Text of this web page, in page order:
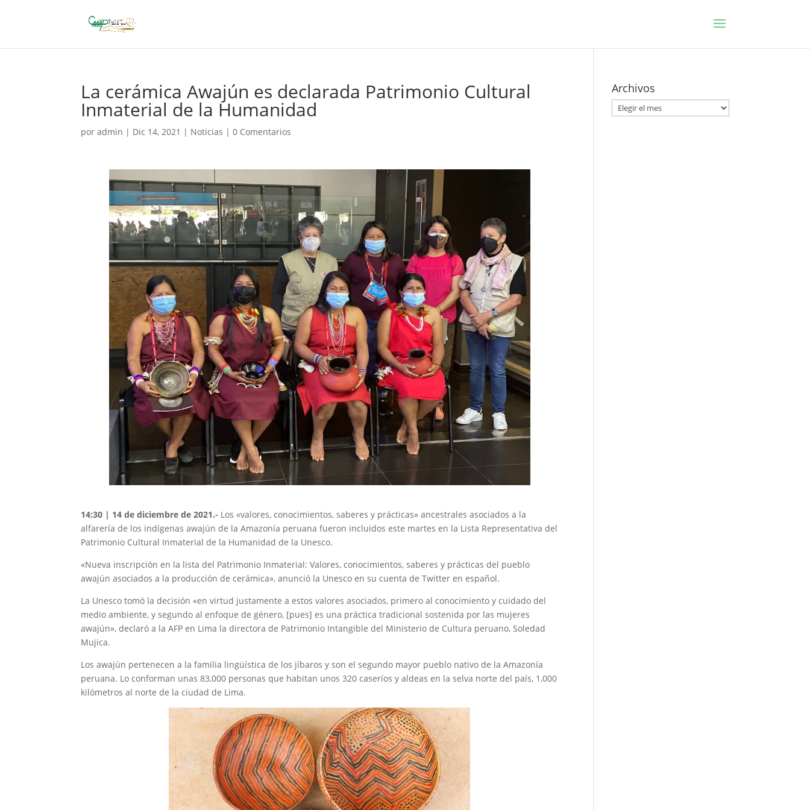
La cerámica Awajún es declarada Patrimonio Cultural
Inmaterial de la Humanidad
poradmin | Dic 14, 2021 | Noticias |0 Comentarios
14:30 | 14 de diciembre de 2021.- Los «valores, conocimientos, saberes y prácticas» ancestrales asociados a la
alfarería de los indígenas awajún de la Amazonía peruana fueron incluidos este martes en la Lista Representativa del
Patrimonio Cultural Inmaterial de la Humanidad de la Unesco.
«Nueva inscripción en la lista del Patrimonio Inmaterial: Valores, conocimientos, saberes y prácticas del pueblo
awajún asociados a la producción de cerámica», anunció la Unesco en su cuenta de Twitter en español.
La Unesco tomó la decisión «en virtud justamente a estos valores asociados, primero al conocimiento y cuidado del
medio ambiente, y segundo al enfoque de género, [pues] es una práctica tradicional sostenida por las mujeres
awajún», declaró a la AFP en Lima la directora de Patrimonio Intangible del Ministerio de Cultura peruano, Soledad
Mujica.
Los awajún pertenecen a la familia lingüística de los jíbaros y son el segundo mayor pueblo nativo de la Amazonía
peruana. Lo conforman unas 83,000 personas que habitan unos 320 caseríos y aldeas en la selva norte del país, 1,000
kilómetros al norte de la ciudad de Lima.
Archivos
Archivos